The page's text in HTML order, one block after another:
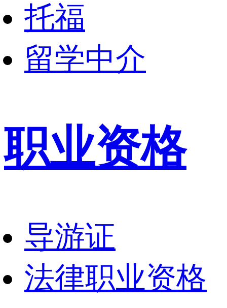
托福
留学中介
职业资格
导游证
法律职业资格